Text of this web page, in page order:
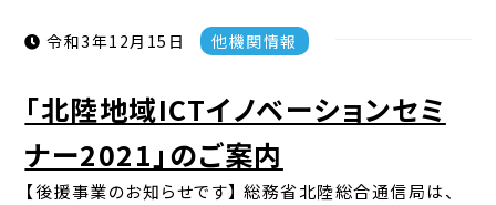
令和3年12月15日 他機関情報
「北陸地域ICTイノベーションセミ
ナー2021」のご案内
【後援事業のお知らせです】 総務省北陸総合通信局は、